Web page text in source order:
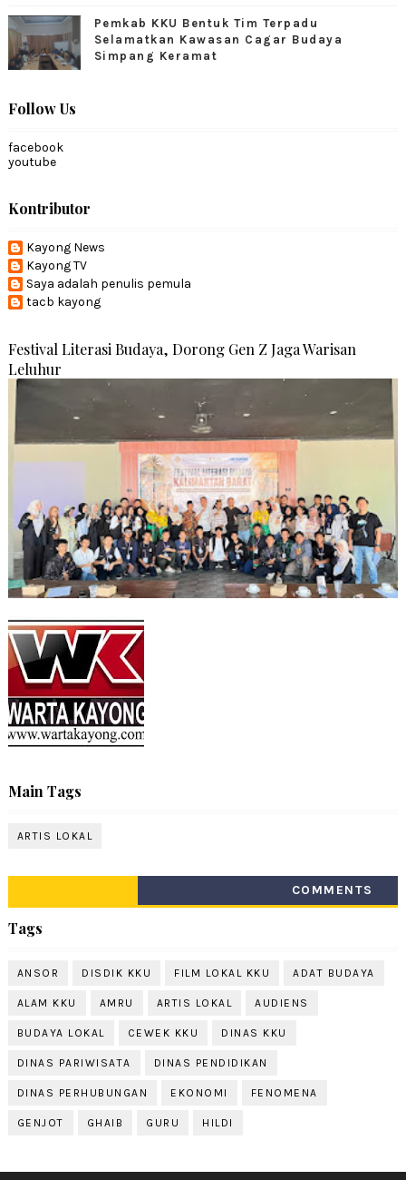
Pemkab KKU Bentuk Tim Terpadu
Selamatkan Kawasan Cagar Budaya
Simpang Keramat
Follow Us
facebook
youtube
Kontributor
Kayong News
Kayong TV
Saya adalah penulis pemula
tacb kayong
Festival Literasi Budaya, Dorong Gen Z Jaga Warisan
Leluhur
Main Tags
ARTIS LOKAL
COMMENTS
Tags
ANSOR DISDIK KKU FILM LOKAL KKU ADAT BUDAYA
ALAM KKU AMRU ARTIS LOKAL AUDIENS
BUDAYA LOKAL CEWEK KKU DINAS KKU
DINAS PARIWISATA DINAS PENDIDIKAN
DINAS PERHUBUNGAN EKONOMI FENOMENA
GENJOT GHAIB GURU HILDI